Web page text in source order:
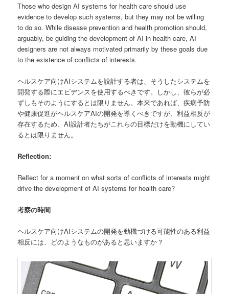
Those who design AI systems for health care should use
evidence to develop such systems, but they may not be willing
to do so. While disease prevention and health promotion should,
arguably, be guiding the development of AI in health care, AI
designers are not always motivated primarily by these goals due
to the existence of conflicts of interests.
ヘルスケア向けAIシステムを設計する者は、そうしたシステムを
開発する際にエビデンスを使用するべきです。しかし、彼らが必
ずしもそのようにするとは限りません。本来であれば、疾病予防
や健康促進がヘルスケアAIの開発を導くべきですが、利益相反が
存在するため、AI設計者たちがこれらの目標だけを動機にしてい
るとは限りません。
Reflection:
Reflect for a moment on what sorts of conflicts of interests might
drive the development of AI systems for health care?
考察の時間
ヘルスケア向けAIシステムの開発を動機づける可能性のある利益
相反には、どのようなものがあると思いますか？